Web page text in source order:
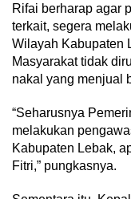
Rifai berharap agar
terkait, segera
Wilayah Kabupaten
Masyarakat tidak
nakal yang menjual
“Seharusnya
melakukan
Kabupaten Lebak,
Fitri,” pungkasnya.